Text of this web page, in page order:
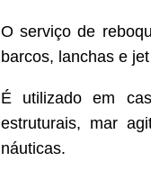
O serviço de
barcos, lanchas e
É utilizado em
estruturais, mar
náuticas.